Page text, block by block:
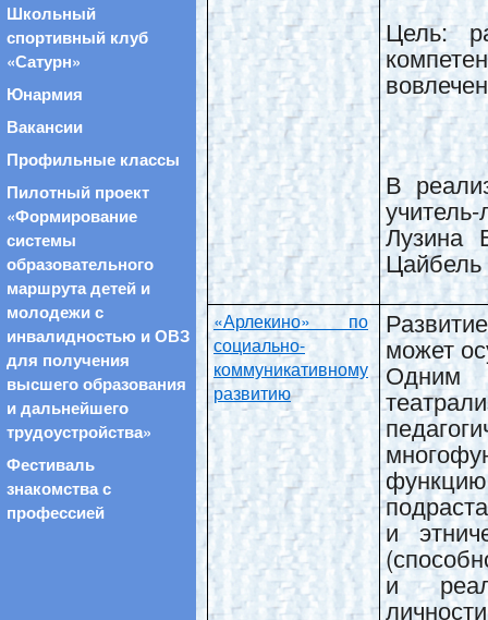
Цель:
В
Лузина
«Арлекино» по
социально-
коммуникативному
развитию
может
Одним
и
и
Школьный
спортивный клуб
«Сатурн»
Юнармия
Вакансии
Профильные классы
Пилотный проект
«Формирование
системы
образовательного
маршрута детей и
молодежи с
инвалидностью и ОВЗ
для получения
высшего образования
и дальнейшего
трудоустройства»
Фестиваль
знакомства с
профессией